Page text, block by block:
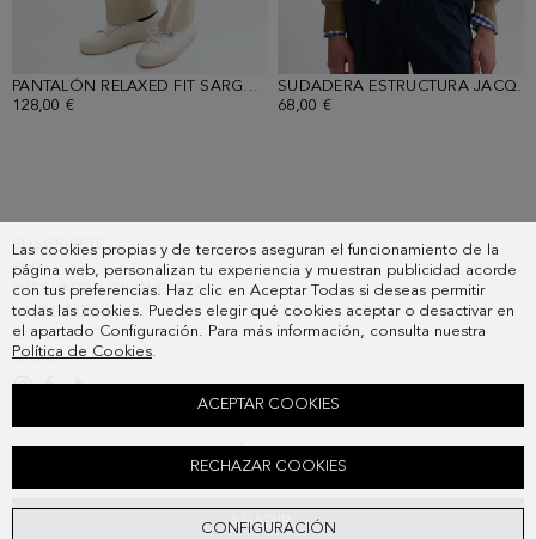
Las cookies propias y de terceros aseguran el funcionamiento de la
página web, personalizan tu experiencia y muestran publicidad acorde
con tus preferencias. Haz clic en Aceptar Todas si deseas permitir
todas las cookies. Puedes elegir qué cookies aceptar o desactivar en
el apartado Configuración. Para más información, consulta nuestra
Política de Cookies.
CONFIGURACIÓN
RECHAZAR COOKIES
ACEPTAR COOKIES
AÑADIR
PANTALÓN RELAXED FIT SARGA ALGODÓN
- ARENA
128,00 €
SUDADERA ESTRUCTURA JACQUARD
68,00 €
SUSCRIBETE
PAIS
PREGUNTAS FRECUENTES
MIS PEDIDOS
CONTACTO
LEGAL